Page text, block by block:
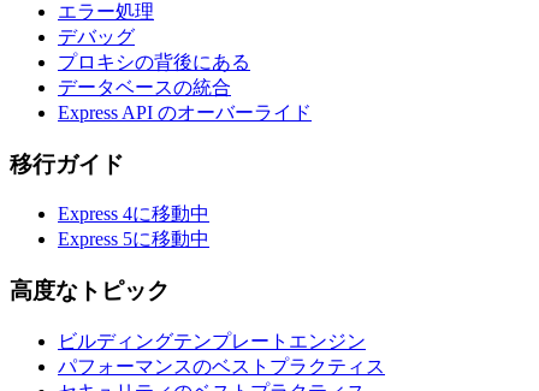
エラー処理
デバッグ
プロキシの背後にある
データベースの統合
Express API のオーバーライド
移行ガイド
Express 4に移動中
Express 5に移動中
高度なトピック
ビルディングテンプレートエンジン
パフォーマンスのベストプラクティス